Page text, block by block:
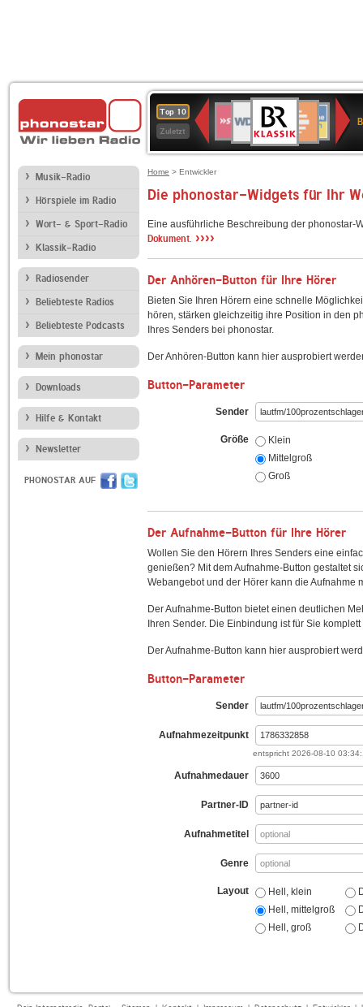
Top 10
Zuletzt
Deutschlandfunk
80er
90er
OLDIE
ANTENNE
4
BR-
KLASSIK
Deutschlandfunk
Kultur
ANTENNE
BAYERN
SWR
Kultur
NDR
2
Musik-Radio
Hörspiele im Radio
Wort- & Sport-Radio
Klassik-Radio
Radiosender
Beliebteste Radios
Beliebteste Podcasts
Mein phonostar
Downloads
Hilfe & Kontakt
Newsletter
PHONOSTAR AUF
Home > Entwickler
Die phonostar-Widgets für Ihr
Eine ausführliche Beschreibung der
Dokument. ››››
Der Anhören-Button für Ihre Hörer
Bieten Sie Ihren Hörern eine schnelle
hören, stärken gleichzeitig ihre Position in den
Ihres Senders bei phonostar.
Der Anhören-Button kann hier ausprobiert
Button-Parameter
Sender
Größe
Klein
Mittelgroß
Groß
Der Aufnahme-Button für Ihre Hörer
Wollen Sie den Hörern Ihres Senders eine
genießen? Mit dem Aufnahme-Button gestaltet
Webangebot und der Hörer kann die Aufnahme
Der Aufnahme-Button bietet einen deutlichen
Ihren Sender. Die Einbindung ist für Sie
Der Aufnahme-Button kann hier ausprobiert
Button-Parameter
Sender
Aufnahmezeitpunkt
entspricht 2026-08-10
Aufnahmedauer
Partner-ID
Aufnahmetitel
Genre
Layout
Hell, klein
Hell, mittelgroß
Hell, groß